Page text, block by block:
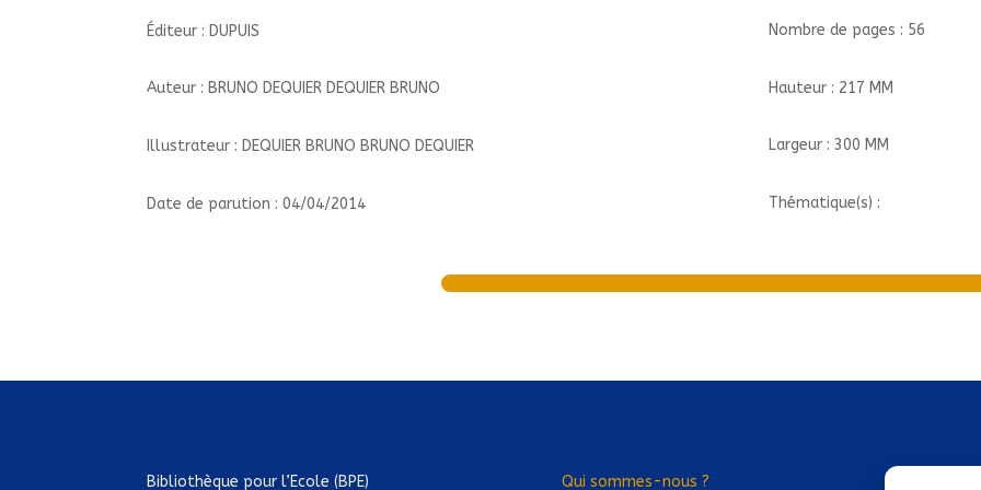
Éditeur : DUPUIS
Auteur : BRUNO DEQUIER DEQUIER BRUNO
Illustrateur : DEQUIER BRUNO BRUNO DEQUIER
Date de parution : 04/04/2014
Nombre de pages : 56
Hauteur : 217 MM
Largeur : 300 MM
Thématique(s) :
Bibliothèque pour l’Ecole (BPE) Qui sommes-nous ?